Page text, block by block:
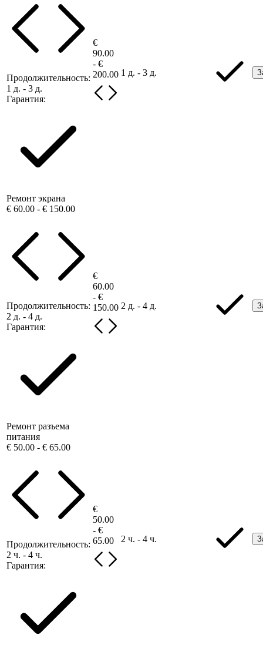
Продолжительность:
1 д. - 3 д.
Гарантия:
€
90.00
- €
200.00 1 д. - 3 д.
Ремонт экрана
€ 60.00 - € 150.00
Продолжительность:
2 д. - 4 д.
Гарантия:
€
60.00
- €
150.00 2 д. - 4 д.
Ремонт разъема
питания
€ 50.00 - € 65.00
Продолжительность:
2 ч. - 4 ч.
Гарантия:
€
50.00
- €
65.00
2 ч. - 4 ч.